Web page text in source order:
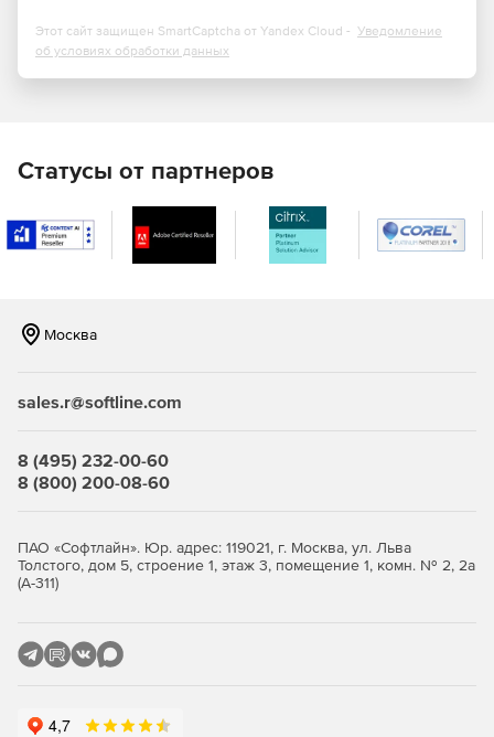
JDBC.
интегрированный инструмент с графическим
интерфейсом для выполнения задач обслуживания
базы данных. Решение позволяет автоматизировать
многое другое.
поддержания серверов и баз данных и обеспечения
Поддержка Unicode.
Дополнительные функции защиты за счет
Поддержка SQL и платформы Java.
Этот сайт защищен SmartCaptcha от Yandex Cloud - Уведомление
об условиях обработки данных
Статусы от партнеров
Москва
sales.r@softline.com
8 (495) 232-00-60
8 (800) 200-08-60
ПАО «Софтлайн». Юр. адрес: 119021, г. Москва, ул. Льва
Толстого, дом 5, строение 1, этаж 3, помещение 1, комн. № 2, 2а
(А-311)